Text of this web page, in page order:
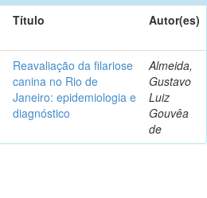
Título Autor(es)
Reavaliação da filariose
canina no Rio de
Janeiro: epidemiologia e
diagnóstico
Almeida,
Gustavo
Luiz
Gouvêa
de